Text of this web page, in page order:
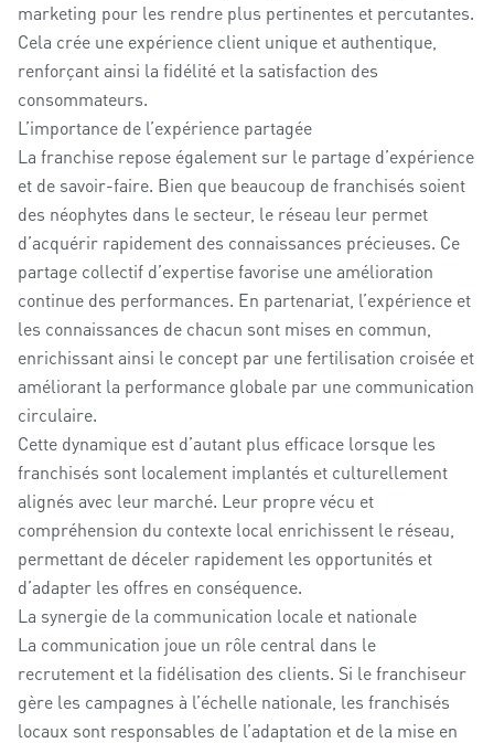
marketing pour les rendre plus pertinentes et percutantes.
Cela crée une expérience client unique et authentique,
renforçant ainsi la fidélité et la satisfaction des
consommateurs.
L’importance de l’expérience partagée
La franchise repose également sur le partage d’expérience
et de savoir-faire. Bien que beaucoup de franchisés soient
des néophytes dans le secteur, le réseau leur permet
d’acquérir rapidement des connaissances précieuses. Ce
partage collectif d’expertise favorise une amélioration
continue des performances. En partenariat, l’expérience et
les connaissances de chacun sont mises en commun,
enrichissant ainsi le concept par une fertilisation croisée et
améliorant la performance globale par une communication
circulaire.
Cette dynamique est d’autant plus efficace lorsque les
franchisés sont localement implantés et culturellement
alignés avec leur marché. Leur propre vécu et
compréhension du contexte local enrichissent le réseau,
permettant de déceler rapidement les opportunités et
d’adapter les offres en conséquence.
La synergie de la communication locale et nationale
La communication joue un rôle central dans le
recrutement et la fidélisation des clients. Si le franchiseur
gère les campagnes à l’échelle nationale, les franchisés
locaux sont responsables de l’adaptation et de la mise en